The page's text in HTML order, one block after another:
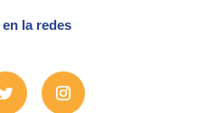
la redes